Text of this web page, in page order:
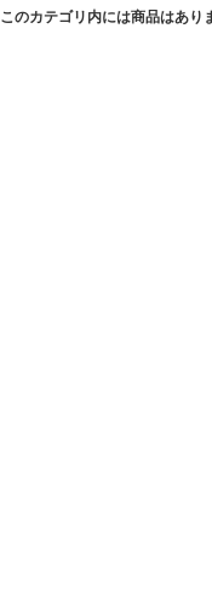
このカテゴリ内には商品はあり